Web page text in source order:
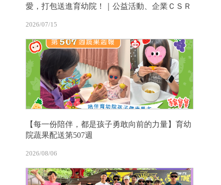
愛，打包送進育幼院！｜公益活動、企業ＣＳＲ
2026/07/15
【每一份陪伴，都是孩子勇敢向前的力量】育幼
院蔬果配送第507週
2026/08/06